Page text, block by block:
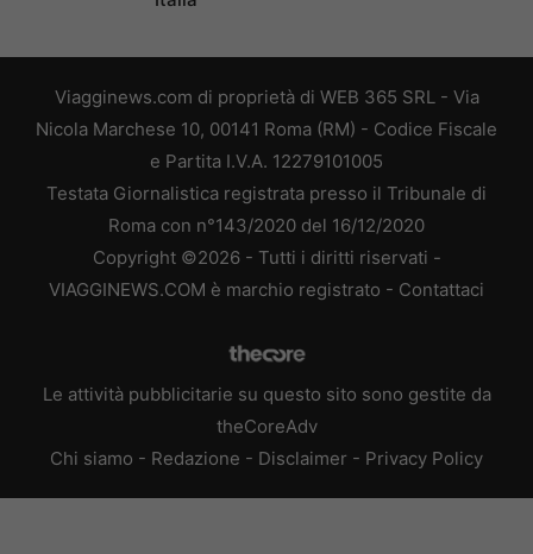
Viagginews.com di proprietà di WEB 365 SRL - Via
Nicola Marchese 10, 00141 Roma (RM) - Codice Fiscale
e Partita I.V.A. 12279101005
Testata Giornalistica registrata presso il Tribunale di
Roma con n°143/2020 del 16/12/2020
Copyright ©2026 - Tutti i diritti riservati -
VIAGGINEWS.COM è marchio registrato - Contattaci
Le attività pubblicitarie su questo sito sono gestite da
theCoreAdv
Chi siamo - Redazione - Disclaimer - Privacy Policy